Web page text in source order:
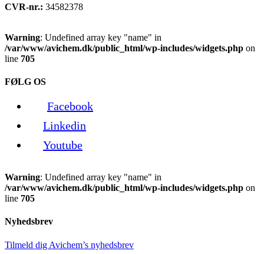
CVR-nr.: 34582378
Warning: Undefined array key "name" in
/var/www/avichem.dk/public_html/wp-includes/widgets.php on
line 705
FØLG OS
Facebook
Linkedin
Youtube
Warning: Undefined array key "name" in
/var/www/avichem.dk/public_html/wp-includes/widgets.php on
line 705
Nyhedsbrev
Tilmeld dig Avichem’s nyhedsbrev